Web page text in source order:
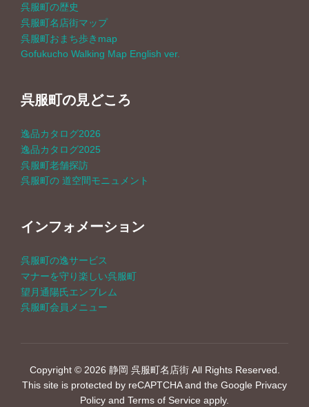
呉服町の歴史
呉服町名店街マップ
呉服町おまち歩きmap
Gofukucho Walking Map English ver.
呉服町の見どころ
逸品カタログ2026
逸品カタログ2025
呉服町老舗探訪
呉服町の 道空間モニュメント
インフォメーション
呉服町の逸サービス
マナーを守り楽しい呉服町
望月通陽氏エンブレム
呉服町会員メニュー
Copyright © 2026 静岡 呉服町名店街 All Rights Reserved.
This site is protected by reCAPTCHA and the Google Privacy
Policy and Terms of Service apply.